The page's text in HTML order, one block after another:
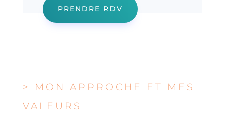
PRENDRE RDV
> MON APPROCHE ET MES
VALEURS